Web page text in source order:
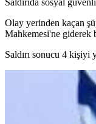
Saldırıda sosyal
Olay yerinden kaçan
Mahkemesi'ne giderek
Saldırı sonucu 4 kişiyi